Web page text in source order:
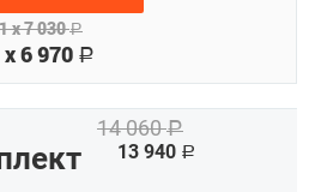
1 x7 030 Р
x6 970 Р
14 060 Р
13 940 Р